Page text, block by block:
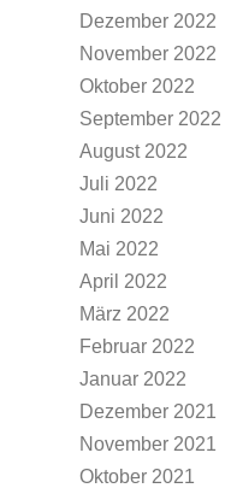
Dezember 2022
November 2022
Oktober 2022
September 2022
August 2022
Juli 2022
Juni 2022
Mai 2022
April 2022
März 2022
Februar 2022
Januar 2022
Dezember 2021
November 2021
Oktober 2021